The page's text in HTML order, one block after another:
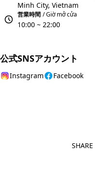
Minh City, Vietnam
営業時間 / Giờ mở cửa
10:00 ~ 22:00
公式SNSアカウント
Instagram Facebook
SHARE